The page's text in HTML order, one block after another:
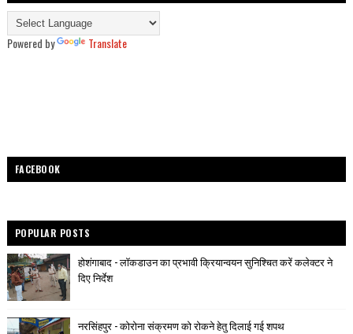
Powered by Translate
FACEBOOK
POPULAR POSTS
होशंगाबाद - लॉकडाउन का प्रभावी क्रियान्वयन सुनिश्चित करें कलेक्टर ने
दिए निर्देश
नरसिंहपुर - कोरोना संक्रमण को रोकने हेतु दिलाई गई शपथ